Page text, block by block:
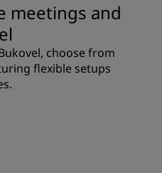
незабутнє
дня
наші пакети
meetings and
choose from
flexible setups